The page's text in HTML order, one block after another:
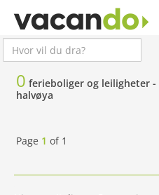
0 ferieboliger og leiligheter -
halvøya
Page 1 of 1